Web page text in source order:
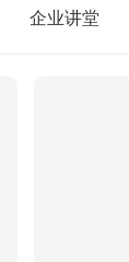
企业讲堂